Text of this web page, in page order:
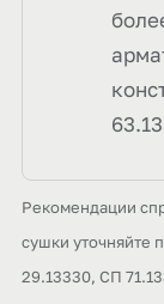
Рекомендации
сушки уточняйте
29.13330, СП